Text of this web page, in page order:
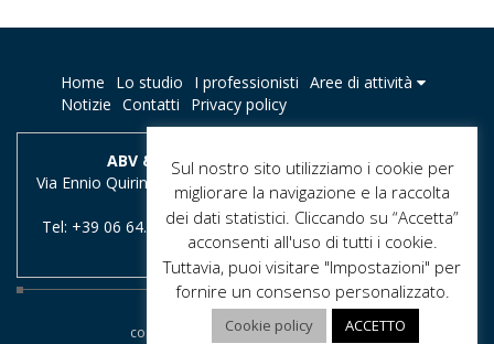
Home Lo studio I professionisti Aree di attività
Notizie Contatti Privacy policy
ABV & Partners - Studio di Avvocati
Via Ennio Quirino Visconti, 11 - 00193 Roma, Italia - E-mail :
studio@abvlegal.it
Tel: +39 06 64.76.02.79 / +39 06 64.76.02.80 - Fax: +39 06
64.76.02.77
copyright 2016 - 2026 ABV & Partners
Sul nostro sito utilizziamo i cookie per
migliorare la navigazione e la raccolta
dei dati statistici. Cliccando su “Accetta”
acconsenti all'uso di tutti i cookie.
Tuttavia, puoi visitare "Impostazioni" per
fornire un consenso personalizzato.
Cookie policy ACCETTO